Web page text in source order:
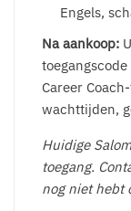
Engels,
Na aankoop:
Career
wachttijden,
Huidige
toegang.
nog niet hebt